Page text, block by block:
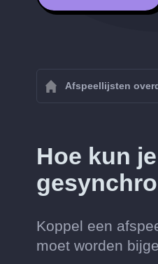
Afspeellijsten
Hoe kun
Koppel een
moet worden